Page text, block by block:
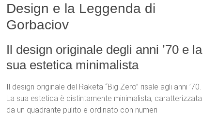
Design e la Leggenda di
Gorbaciov
Il design originale degli anni ’70 e la
sua estetica minimalista
Il design originale del Raketa “Big Zero” risale agli anni ’70.
La sua estetica è distintamente minimalista, caratterizzata
da un quadrante pulito e ordinato con numeri